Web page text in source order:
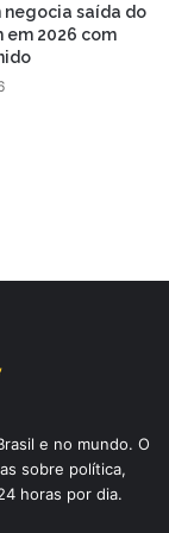
negocia saída do
em 2026 com
e no mundo. O
sobre política,
horas por dia.